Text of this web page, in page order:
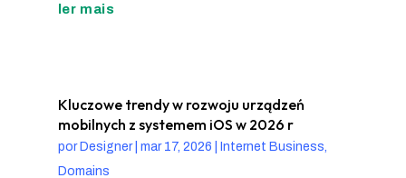
ler mais
Kluczowe trendy w rozwoju urządzeń
mobilnych z systemem iOS w 2026 r
porDesigner| mar 17, 2026
Internet Business,
Domains